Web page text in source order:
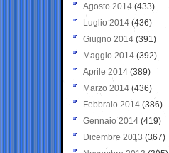
Agosto 2014 (433)
Luglio 2014 (436)
Giugno 2014 (391)
Maggio 2014 (392)
Aprile 2014 (389)
Marzo 2014 (436)
Febbraio 2014 (386)
Gennaio 2014 (419)
Dicembre 2013 (367)